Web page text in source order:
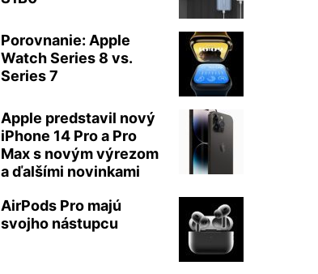
Porovnanie: Apple
Watch Series 8 vs.
Series 7
Apple predstavil nový
iPhone 14 Pro a Pro
Max s novým výrezom
a ďalšími novinkami
AirPods Pro majú
svojho nástupcu